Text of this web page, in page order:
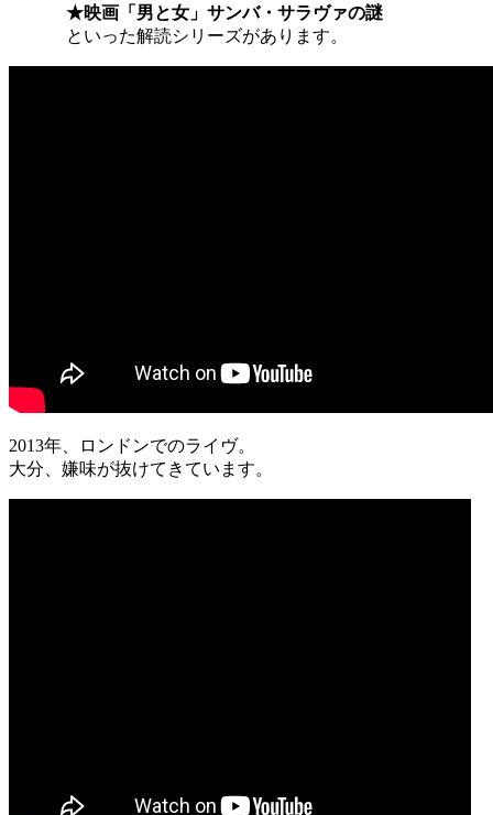
★映画「男と女」サンバ・サラヴァの謎
といった解読シリーズがあります。
2013年、ロンドンでのライヴ。
大分、嫌味が抜けてきています。